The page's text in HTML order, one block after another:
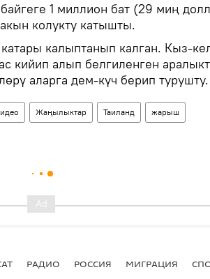
1 миллион бат (29 миң
колукту катышты.
калыптанып калган. Кыз-
кийип алып белгиленген
аларга дем-күч берип турушту.
Жаңылыктар Таиланд жарыш
РАДИО РОССИЯ МИГРАЦИЯ